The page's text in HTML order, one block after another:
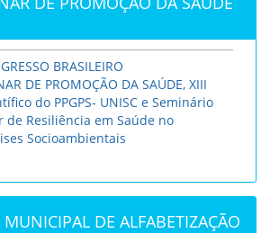
BRASILEIRO
DE PROMOÇÃO DA SAÚDE, XIII
do PPGPS- UNISC e Seminário
Resiliência em Saúde no
Socioambientais
DE ALFABETIZAÇÃO